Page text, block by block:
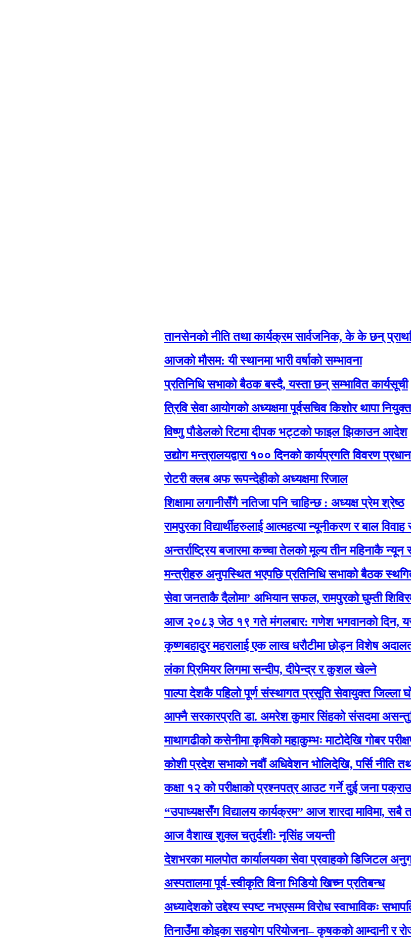
तानसेनको नीति तथा कार्यक्रम सार्वजनिक, के के छन् प्राथमिकतामा
आजको मौसम: यी स्थानमा भारी वर्षाको सम्भावना
प्रतिनिधि सभाको बैठक बस्दै, यस्ता छन् सम्भावित कार्यसूची
त्रिवि सेवा आयोगको अध्यक्षमा पूर्वसचिव किशोर थापा नियुक्त
विष्णु पौडेलको रिटमा दीपक भट्टको फाइल झिकाउन आदेश
उद्योग मन्त्रालयद्वारा १०० दिनको कार्यप्रगति विवरण प्रधानमन्त्री
रोटरी क्लब अफ रूपन्देहीकाे अध्यक्षमा रिजाल
शिक्षामा लगानीसँगै नतिजा पनि चाहिन्छ : अध्यक्ष प्रेम श्रेष्ठ
रामपुरका विद्यार्थीहरुलाई आत्महत्या न्यूनीकरण र बाल विवाह
अन्तर्राष्ट्रिय बजारमा कच्चा तेलको मूल्य तीन महिनाकै न्यून स्तरमा
मन्त्रीहरु अनुपस्थित भएपछि प्रतिनिधि सभाको बैठक स्थगित
सेवा जनताकै दैलोमा’ अभियान सफल, रामपुरको घुम्ती शिविरमा
आज २०८३ जेठ १९ गते मंगलबार: गणेश भगवानकाे दिन, यस्ताे छ
कृष्णबहादुर महरालाई एक लाख धरौटीमा छोड्न विशेष अदालतको
लंका प्रिमियर लिगमा सन्दीप, दीपेन्द्र र कुशल खेल्ने
पाल्पा देशकै पहिलो पूर्ण संस्थागत प्रसूति सेवायुक्त जिल्ला घोषित
आफ्नै सरकारप्रति डा. अमरेश कुमार सिंहको संसदमा असन्तुष्टि
माथागढीको कसेनीमा कृषिको महाकुम्भः माटोदेखि गोबर परीक्षणसम्म
कोशी प्रदेश सभाको नवौं अधिवेशन भोलिदेखि, पर्सि नीति तथा
कक्षा १२ को परीक्षाको प्रश्नपत्र आउट गर्ने दुई जना पक्राउ
“उपाध्यक्षसँग विद्यालय कार्यक्रम” आज शारदा माविमा, सबै तयारी
आज वैशाख शुक्ल चतुर्दशीः नृसिंह जयन्ती
देशभरका मालपोत कार्यालयका सेवा प्रवाहको डिजिटल अनुगमन सुरु,
अस्पतालमा पूर्व-स्वीकृति विना भिडियो खिच्न प्रतिबन्ध
अध्यादेशको उद्देश्य स्पष्ट नभएसम्म विरोध स्वाभाविकः सभापति
तिनाउँमा कोइका सहयोग परियोजना– कृषकको आम्दानी र रोजगारमा